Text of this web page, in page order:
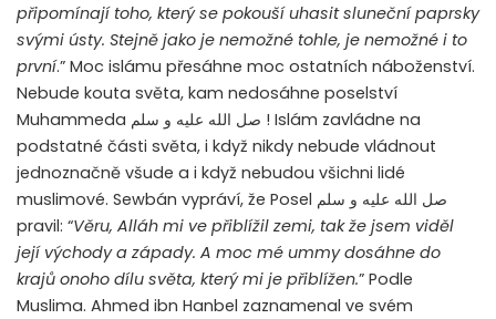
připomínají toho, který se pokouší uhasit sluneční paprsky
svými ústy. Stejně jako je nemožné tohle, je nemožné i to
první.” Moc islámu přesáhne moc ostatních náboženství.
Nebude kouta světa, kam nedosáhne poselství
Muhammeda صل الله عليه و سلم ! Islám zavládne na
podstatné části světa, i když nikdy nebude vládnout
jednoznačně všude a i když nebudou všichni lidé
muslimové. Sewbán vypráví, že Posel صل الله عليه و سلم
pravil: “Věru, Alláh mi ve přiblížil zemi, tak že jsem viděl
její východy a západy. A moc mé ummy dosáhne do
krajů onoho dílu světa, který mi je přiblížen.” Podle
Muslima. Ahmed ibn Hanbel zaznamenal ve svém